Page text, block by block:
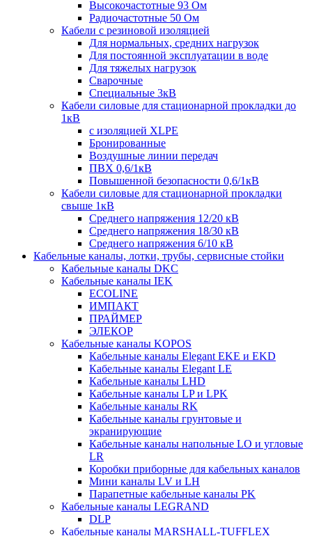
Высокочастотные 93 Ом
Радиочастотные 50 Ом
Кабели с резиновой изоляцией
Для нормальных, средних нагрузок
Для постоянной эксплуатации в воде
Для тяжелых нагрузок
Сварочные
Специальные 3кВ
Кабели силовые для стационарной прокладки до
1кВ
c изоляцией XLPE
Бронированные
Воздушные линии передач
ПВХ 0,6/1кВ
Повышенной безопасности 0,6/1кВ
Кабели силовые для стационарной прокладки
свыше 1кВ
Среднего напряжения 12/20 кВ
Среднего напряжения 18/30 кВ
Среднего напряжения 6/10 кВ
Кабельные каналы, лотки, трубы, сервисные стойки
Кабельные каналы DKC
Кабельные каналы IEK
ECOLINE
ИМПАКТ
ПРАЙМЕР
ЭЛЕКОР
Кабельные каналы KOPOS
Кабельные каналы Elegant EKE и EKD
Кабельные каналы Elegant LE
Кабельные каналы LHD
Кабельные каналы LP и LPK
Кабельные каналы RK
Кабельные каналы грунтовые и
экранирующие
Кабельные каналы напольные LO и угловые
LR
Коробки приборные для кабельных каналов
Мини каналы LV и LH
Парапетные кабельные каналы PK
Кабельные каналы LEGRAND
DLP
Кабельные каналы MARSHALL-TUFFLEX